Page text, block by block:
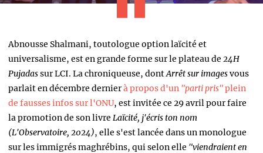
Abnousse Shalmani, toutologue option laïcité et
universalisme, est en grande forme sur le plateau de 24H
Pujadassur LCI. La chroniqueuse, dontArrêt sur imagesvous
parlait en décembre dernierà propos d'un "parti pris"plein
de fausses infos sur l'ONU, est invitée ce 29 avril pour faire
la promotion de son livre Laïcité, j'écris ton nom
(L'Observatoire, 2024), elle s'est lancée dans un monologue
sur les immigrés maghrébins, qui selon elle "viendraient en